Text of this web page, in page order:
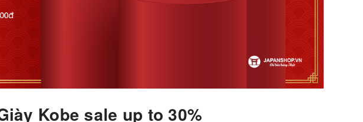
Kobe sale up to 30%